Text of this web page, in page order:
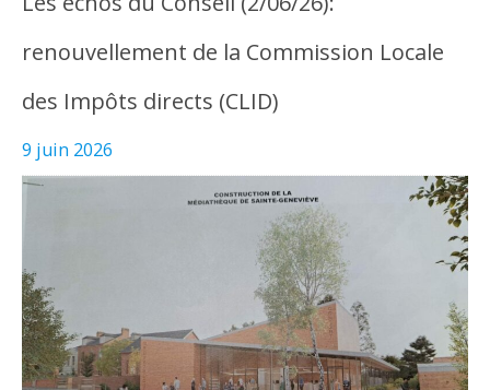
renouvellement de la Commission Locale
des Impôts directs (CLID)
9 juin 2026